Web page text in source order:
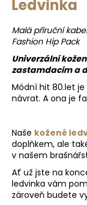
Ledvinka
Malá příruční
Fashion Hip Pack
Univerzální
zastamdacím a
Módní hit 80.let je
návrat. A ona je
Naše kožené
doplňkem, ale
v našem
Ať už jste na
ledvinka vám
zároveň budete